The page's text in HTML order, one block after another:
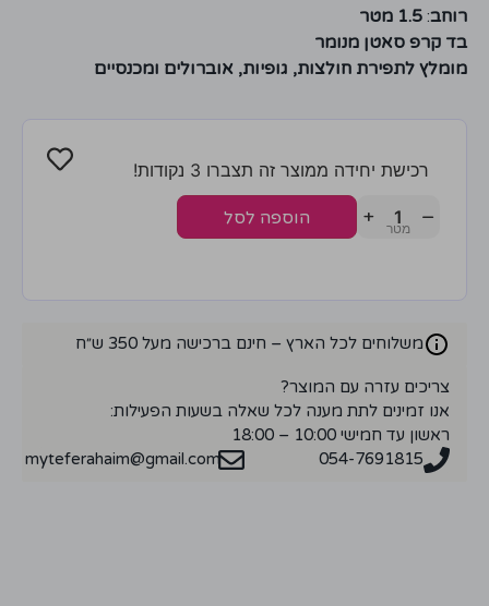
רוחב: 1.5 מטר
בד קרפ סאטן מנומר
מומלץ לתפירת חולצות, גופיות, אוברולים ומכנסיים
רכישת יחידה ממוצר זה תצברו 3 נקודות!
−
+ הוספה לסל
משלוחים לכל הארץ – חינם ברכישה מעל 350 ש״ח
צריכים עזרה עם המוצר?
אנו זמינים לתת מענה לכל שאלה בשעות הפעילות:
ראשון עד חמישי 10:00 – 18:00
054-7691815
myteferahaim@gmail.com